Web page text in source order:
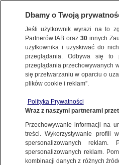
METEO
POGODA
się ciemne chmury
21.08.2023, 06:20Aktualizacja:
Udostępnij
Dbamy o Twoją
Jeśli użytkownik wyrazi na to
Partnerów IAB oraz30 innych
użytkownika i uzyskiwać do
przeglądania. Odbywa się to
przeglądania przechowywanych
się przetwarzaniu w oparciu o
plików cookie i reklam”.
Polityka Prywatności
Wraz z naszymi partnerami
Przechowywanie informacji na
treści. Wykorzystywanie profili
spersonalizowanych
spersonalizowanych reklam.
kombinacji danych z różnych